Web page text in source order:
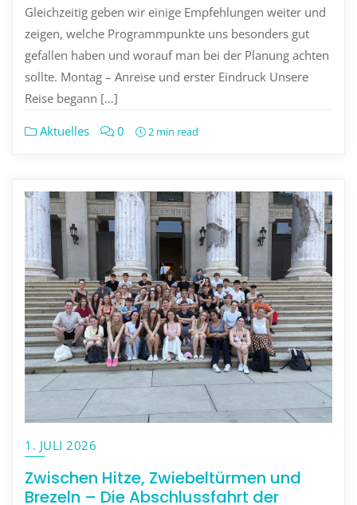
Gleichzeitig geben wir einige Empfehlungen weiter und
zeigen, welche Programmpunkte uns besonders gut
gefallen haben und worauf man bei der Planung achten
sollte. Montag – Anreise und erster Eindruck Unsere
Reise begann […]
Aktuelles 0 2 min read
1. JULI 2026
Zwischen Hitze, Zwiebeltürmen und
Brezeln – Die Abschlussfahrt der